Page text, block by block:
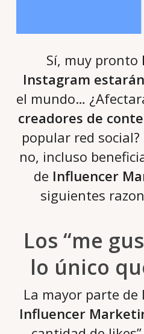
Sí, muy pronto
Instagram
el mundo…
creadores de
popular red
no, incluso
de Influencer
siguientes
Los “me
lo único
La mayor parte de
Influencer